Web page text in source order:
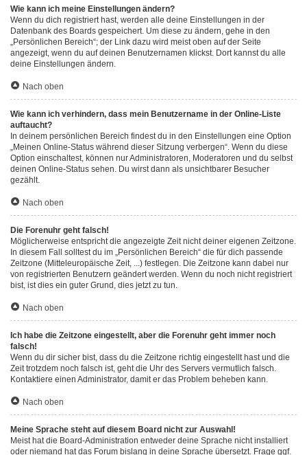
Wie kann ich meine Einstellungen ändern?
Wenn du dich registriert hast, werden alle deine Einstellungen in der
Datenbank des Boards gespeichert. Um diese zu ändern, gehe in den
„Persönlichen Bereich“; der Link dazu wird meist oben auf der Seite
angezeigt, wenn du auf deinen Benutzernamen klickst. Dort kannst du alle
deine Einstellungen ändern.
Nach oben
Wie kann ich verhindern, dass mein Benutzername in der Online-Liste
auftaucht?
In deinem persönlichen Bereich findest du in den Einstellungen eine Option
„Meinen Online-Status während dieser Sitzung verbergen“. Wenn du diese
Option einschaltest, können nur Administratoren, Moderatoren und du selbst
deinen Online-Status sehen. Du wirst dann als unsichtbarer Besucher
gezählt.
Nach oben
Die Forenuhr geht falsch!
Möglicherweise entspricht die angezeigte Zeit nicht deiner eigenen Zeitzone.
In diesem Fall solltest du im „Persönlichen Bereich“ die für dich passende
Zeitzone (Mitteleuropäische Zeit, ...) festlegen. Die Zeitzone kann dabei nur
von registrierten Benutzern geändert werden. Wenn du noch nicht registriert
bist, ist dies ein guter Grund, dies jetzt zu tun.
Nach oben
Ich habe die Zeitzone eingestellt, aber die Forenuhr geht immer noch
falsch!
Wenn du dir sicher bist, dass du die Zeitzone richtig eingestellt hast und die
Zeit trotzdem noch falsch ist, geht die Uhr des Servers vermutlich falsch.
Kontaktiere einen Administrator, damit er das Problem beheben kann.
Nach oben
Meine Sprache steht auf diesem Board nicht zur Auswahl!
Meist hat die Board-Administration entweder deine Sprache nicht installiert
oder niemand hat das Forum bislang in deine Sprache übersetzt. Frage ggf.